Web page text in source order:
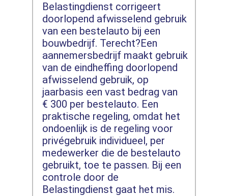
Belastingdienst corrigeert
doorlopend afwisselend gebruik
van een bestelauto bij een
bouwbedrijf. Terecht?Een
aannemersbedrijf maakt gebruik
van de eindheffing doorlopend
afwisselend gebruik, op
jaarbasis een vast bedrag van
€ 300 per bestelauto. Een
praktische regeling, omdat het
ondoenlijk is de regeling voor
privégebruik individueel, per
medewerker die de bestelauto
gebruikt, toe te passen. Bij een
controle door de
Belastingdienst gaat het mis.